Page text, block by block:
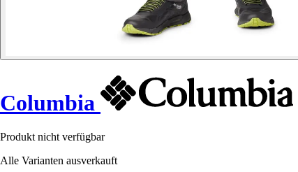
Columbia
Produkt nicht verfügbar
Alle Varianten ausverkauft